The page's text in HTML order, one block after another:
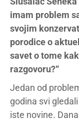
imam problem
svojim
porodice o
savet o tome
razgovoru?“
Jedan od
godina svi
iste novine.